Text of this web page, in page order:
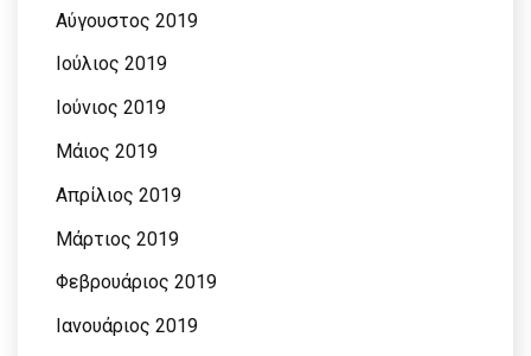
Αύγουστος 2019
Ιούλιος 2019
Ιούνιος 2019
Μάιος 2019
Απρίλιος 2019
Μάρτιος 2019
Φεβρουάριος 2019
Ιανουάριος 2019